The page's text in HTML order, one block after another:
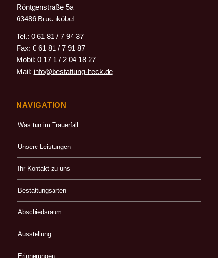
Röntgenstraße 5a
63486 Bruchköbel
Tel.: 0 61 81 / 7 94 37
Fax: 0 61 81 / 7 91 87
Mobil: 0 17 1 / 2 04 18 27
Mail: info@bestattung-heck.de
NAVIGATION
Was tun im Trauerfall
Unsere Leistungen
Ihr Kontakt zu uns
Bestattungsarten
Abschiedsraum
Ausstellung
Erinnerungen